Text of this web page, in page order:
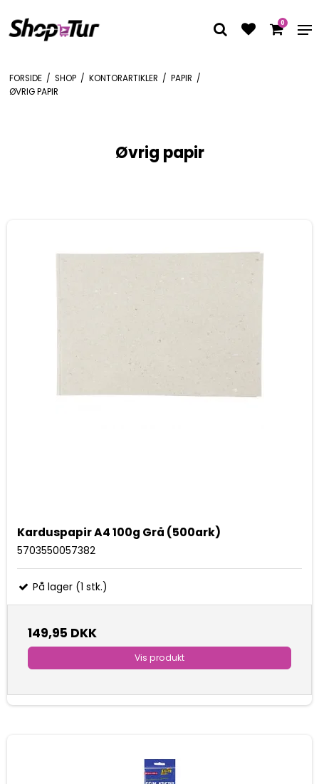
0
FORSIDE / SHOP / KONTORARTIKLER / PAPIR /
ØVRIG PAPIR
Øvrig papir
Karduspapir A4 100g Grå (500ark)
5703550057382
På lager (1 stk.)
149,95 DKK
Vis produkt